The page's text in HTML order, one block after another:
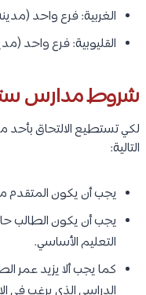
الغربية: فرع واحد
القليوبية: فرع واحد
شروط مدارس
لكي تستطيع الالتحاق
التالية:
يجب أن يكون المتقدم
يجب أن يكون الطالب
التعليم الأساسي.